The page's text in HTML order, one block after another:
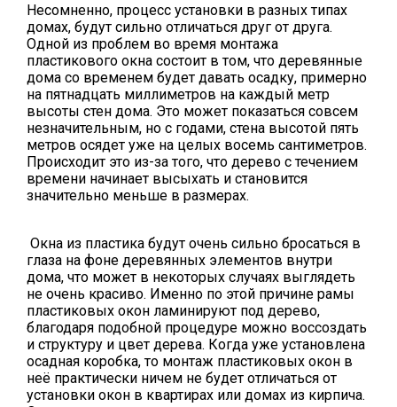
Несомненно, процесс установки в разных типах
домах, будут сильно отличаться друг от друга.
Одной из проблем во время монтажа
пластикового окна состоит в том, что деревянные
дома со временем будет давать осадку, примерно
на пятнадцать миллиметров на каждый метр
высоты стен дома. Это может показаться совсем
незначительным, но с годами, стена высотой пять
метров осядет уже на целых восемь сантиметров.
Происходит это из-за того, что дерево с течением
времени начинает высыхать и становится
значительно меньше в размерах.
Окна из пластика будут очень сильно бросаться в
глаза на фоне деревянных элементов внутри
дома, что может в некоторых случаях выглядеть
не очень красиво. Именно по этой причине рамы
пластиковых окон ламинируют под дерево,
благодаря подобной процедуре можно воссоздать
и структуру и цвет дерева. Когда уже установлена
осадная коробка, то монтаж пластиковых окон в
неё практически ничем не будет отличаться от
установки окон в квартирах или домах из кирпича.